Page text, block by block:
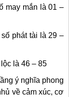
may mắn là 01 –
phát tài là 29 –
là 46 – 85
ý nghĩa phong
về cảm xúc, cơ